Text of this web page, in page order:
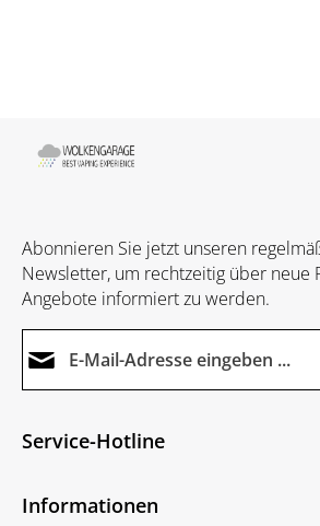
Abonnieren Sie jetzt unseren
Newsletter, um rechtzeitig über neue
Angebote informiert zu werden.
Ich habe die
bin mit ihnen einverstanden.
Zeichen ein*
Die mit einem Stern (*)
Service-Hotline
Informationen